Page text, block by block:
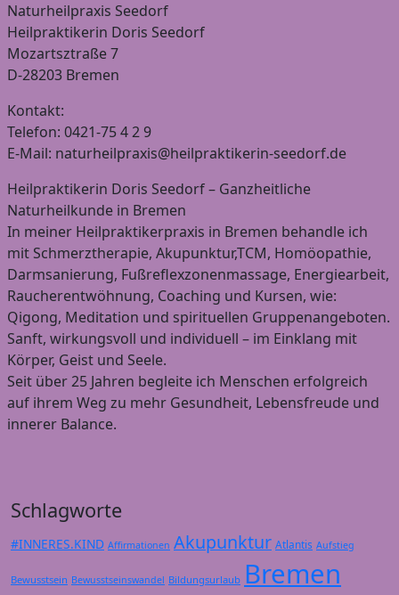
Naturheilpraxis Seedorf
Heilpraktikerin Doris Seedorf
Mozartsztraße 7
D-28203 Bremen
Kontakt:
Telefon: 0421-75 4 2 9
E-Mail: naturheilpraxis@heilpraktikerin-seedorf.de
Heilpraktikerin Doris Seedorf – Ganzheitliche
Naturheilkunde in Bremen
In meiner Heilpraktikerpraxis in Bremen behandle ich
mit Schmerztherapie, Akupunktur,TCM, Homöopathie,
Darmsanierung, Fußreflexzonenmassage, Energiearbeit,
Raucherentwöhnung, Coaching und Kursen, wie:
Qigong, Meditation und spirituellen Gruppenangeboten.
Sanft, wirkungsvoll und individuell – im Einklang mit
Körper, Geist und Seele.
Seit über 25 Jahren begleite ich Menschen erfolgreich
auf ihrem Weg zu mehr Gesundheit, Lebensfreude und
innerer Balance.
Schlagworte
#INNERES.KIND Affirmationen Akupunktur Atlantis Aufstieg
Bewusstsein Bewusstseinswandel Bildungsurlaub Bremen